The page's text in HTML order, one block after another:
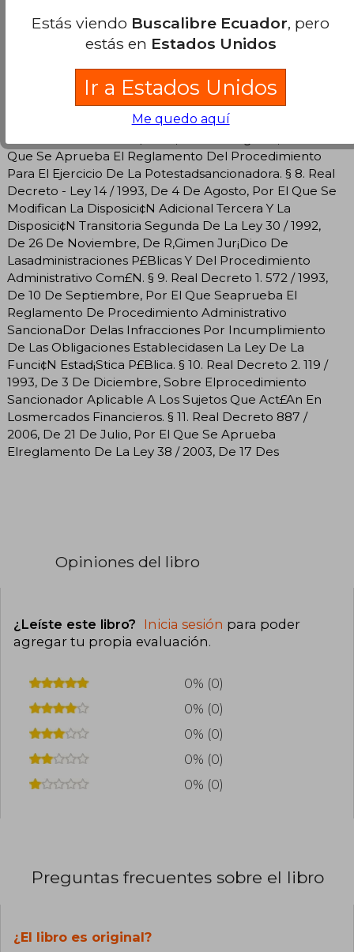
Tributos (Selecci¢N: Disposici¢Nadicional 1. ¦). § 5. Real
Decreto 1. 392 / 1993, De 4 De Agosto, Por El Que Se
Regula Elprocedimiento Sancionador De Las
Infracciones Administrativas Enmateria De Control De
Cambios. § 6. Real Decreto 1. 394 / 1993, De 4 De
Agosto, Por El Que Se Regula Elprocedimiento
Sancionador En El Mbito Del Monopolio De Tabacos. §
Que Se Aprueba El Reglamento Del Procedimiento
Para El Ejercicio De La Potestadsancionadora. § 8. Real
Decreto - Ley 14 / 1993, De 4 De Agosto, Por El Que Se
Modifican La Disposici¢N Adicional Tercera Y La
Disposici¢N Transitoria Segunda De La Ley 30 / 1992,
De 26 De Noviembre, De R‚Gimen Jur¡Dico De
Lasadministraciones P£Blicas Y Del Procedimiento
Administrativo Com£N. § 9. Real Decreto 1. 572 / 1993,
De 10 De Septiembre, Por El Que Seaprueba El
Reglamento De Procedimiento Administrativo
Sanciona­Dor Delas Infracciones Por Incumplimiento
De Las Obligaciones Establecidasen La Ley De La
Funci¢N Estad¡Stica P£Blica. § 10. Real Decreto 2. 119 /
1993, De 3 De Diciembre, Sobre Elprocedimiento
Sancionador Aplicable A Los Sujetos Que Act£An En
Losmercados Financieros. § 11. Real Decreto 887 /
2006, De 21 De Julio, Por El Que Se Aprueba
Elreglamento De La Ley 38 / 2003, De 17 Des
Opiniones del libro
¿Leíste este libro? Inicia sesión para poder
agregar tu propia evaluación.
0% (0)
0% (0)
0% (0)
0% (0)
0% (0)
Preguntas frecuentes sobre el libro
¿El libro es original?
Estás viendo Buscalibre Ecuador, pero
estás en Estados Unidos
Ir a Estados Unidos
Me quedo aquí